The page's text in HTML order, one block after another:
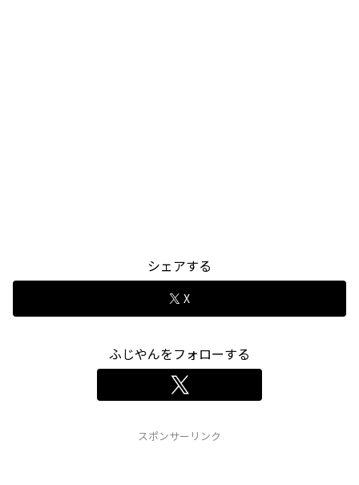
シェアする
X
ふじやんをフォローする
スポンサーリンク